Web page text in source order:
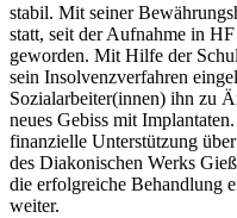
stabil. Mit seiner
statt, seit der Aufnahme in
geworden. Mit Hilfe der
sein Insolvenzverfahren
Sozialarbeiter(innen) ihn zu
neues Gebiss mit
finanzielle Unterstützung
des Diakonischen Werks
die erfolgreiche Behandlung
weiter.